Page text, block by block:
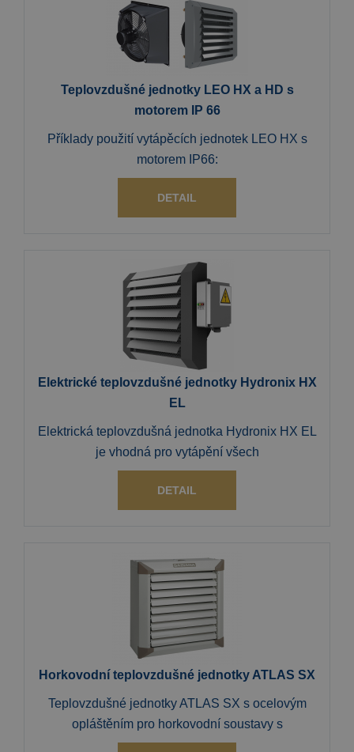
Teplovzdušné jednotky LEO HX a HD s
motorem IP 66
Příklady použití vytápěcích jednotek LEO HX s
motorem IP66:
DETAIL
Elektrické teplovzdušné jednotky Hydronix HX
EL
Elektrická teplovzdušná jednotka Hydronix HX EL
je vhodná pro vytápění všech
DETAIL
Horkovodní teplovzdušné jednotky ATLAS SX
Teplovzdušné jednotky ATLAS SX s ocelovým
opláštěním pro horkovodní soustavy s